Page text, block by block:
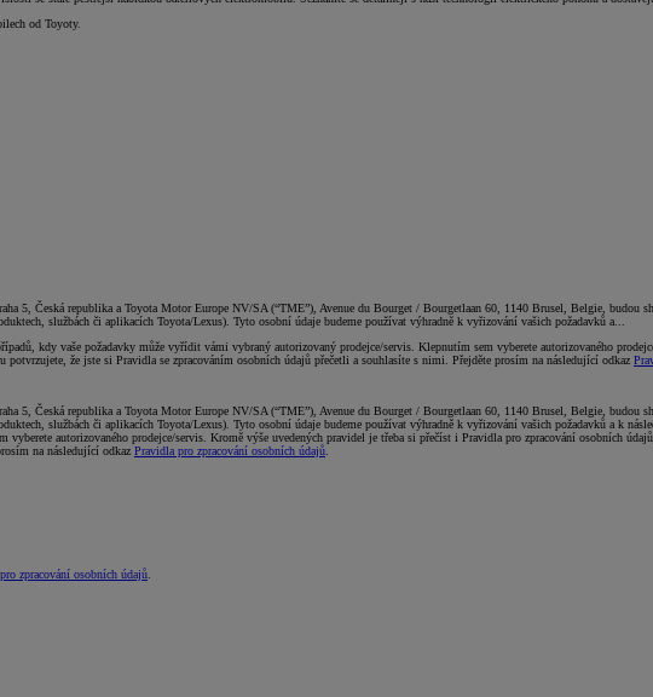
od Toyoty.
5, Česká republika a Toyota Motor Europe NV/SA (“TME”), Avenue du Bourget / Bourgetlaan 60, 1140 Brusel, Belgie, budou
službách či aplikacích Toyota/Lexus). Tyto osobní údaje budeme používat výhradně k vyřizování vašich požadavků a...
kdy vaše požadavky může vyřídit vámi vybraný autorizovaný prodejce/servis. Klepnutím sem vyberete autorizovaného
že jste si Pravidla se zpracováním osobních údajů přečetli a souhlasíte s nimi. Přejděte prosím na následující odkaz
5, Česká republika a Toyota Motor Europe NV/SA (“TME”), Avenue du Bourget / Bourgetlaan 60, 1140 Brusel, Belgie, budou
službách či aplikacích Toyota/Lexus). Tyto osobní údaje budeme používat výhradně k vyřizování vašich požadavků a k
autorizovaného prodejce/servis. Kromě výše uvedených pravidel je třeba si přečíst i Pravidla pro zpracování osobních
na následující odkaz Pravidla pro zpracování osobních údajů
zpracování osobních údajů